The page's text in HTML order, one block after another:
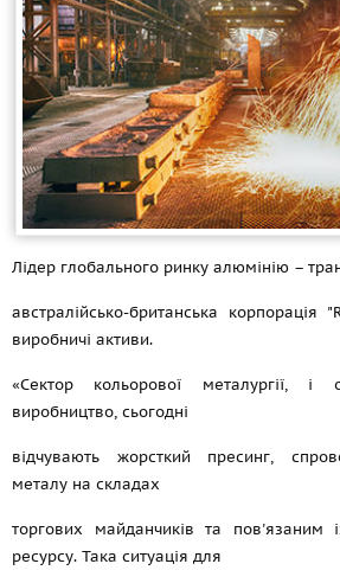
Лідер глобального ринку алюмінію –
австралійсько-британська
виробничі активи.
«Сектор кольорової металургії, і
виробництво, сьогодні
відчувають жорсткий пресинг,
металу на складах
торгових майданчиків та пов'язаним
ресурсу. Така ситуація для